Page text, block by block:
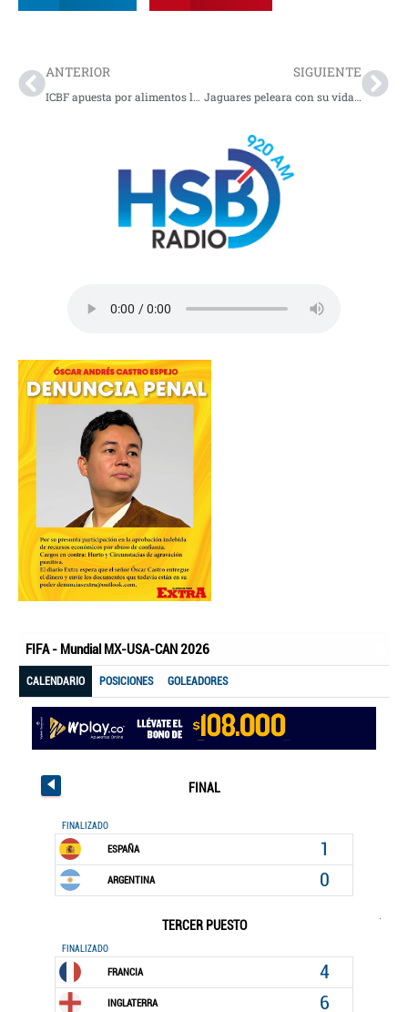
ANTERIOR
ICBF apuesta por alimentos locales para combatir la desnutrición infantil
SIGUIENTE
Jaguares peleara con su vida volver a la primera division del FPC